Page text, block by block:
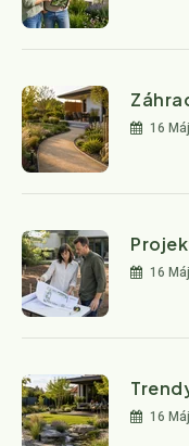
16
16
16